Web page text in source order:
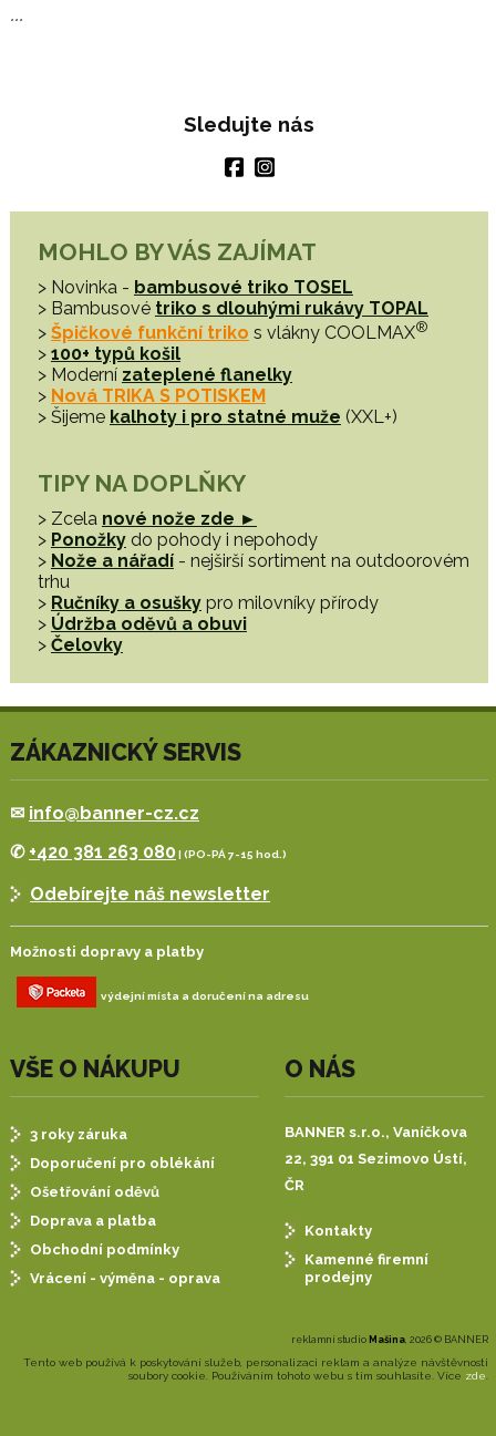
Sledujte nás
...
MOHLO BY VÁS ZAJÍMAT
> Novinka - bambusové triko TOSEL
> Bambusové triko s dlouhými rukávy TOPAL
> Špičkové funkční triko s vlákny COOLMAX®
> 100+ typů košil
> Moderní zateplené flanelky
> Nová TRIKA S POTISKEM
> Šijeme kalhoty i pro statné muže (XXL+)
TIPY NA DOPLŇKY
> Zcela nové nože zde ►
> Ponožkydo pohody i nepohody
> Nože a nářadí- nejširší sortiment na outdoorovém
trhu
> Ručníky a osušky pro milovníky přírody
> Údržba oděvů a obuvi
> Čelovky
ZÁKAZNICKÝ SERVIS
✉ info@banner-cz.cz
✆ +420 381 263 080| (PO-PÁ 7-15 hod.)
Odebírejte náš newsletter
Možnosti dopravy a platby
výdejní místa a doručení na adresu
VŠE O NÁKUPU
3 roky záruka
Doporučení pro oblékání
Ošetřování oděvů
Doprava a platba
Obchodní podmínky
Vrácení - výměna - oprava
O NÁS
BANNER s.r.o., Vaníčkova
22, 391 01 Sezimovo Ústí,
ČR
Kontakty
Kamenné firemní
prodejny
reklamní studio Mašina , 2026 © BANNER
Tento web používá k poskytování služeb, personalizaci reklam a analýze návštěvnosti
soubory cookie. Používáním tohoto webu s tím souhlasíte. Více zde.